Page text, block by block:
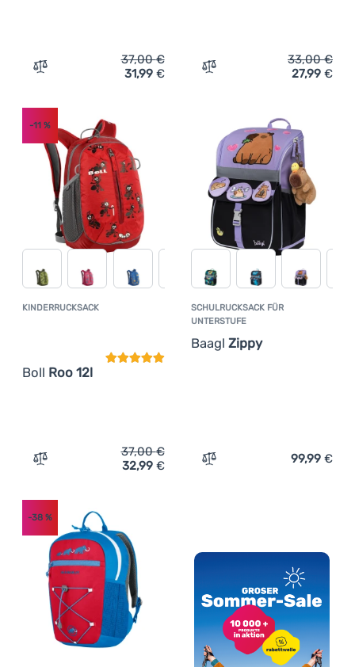
Zum Vergleich 'Kinderrucksack Boll Roo 12l' hinzufügen
37,00€
31,99 € Zum Vergleich
33,00€
27,99 €
KINDERRUCKSACK
Boll Roo 12l
Kundenbewertung
-11 %
Zum Vergleich 'Kinderrucksack Boll Roo 12l' hinzufügen
37,00€
32,99 €
SCHULRUCKSACK FÜR
UNTERSTUFE
Baagl Zippy
Zum Vergleich
99,99 €
-38 %